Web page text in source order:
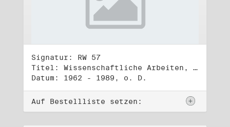
Signatur: RW 57
Titel: Wissenschaftliche Arbeiten, Studien und Manuskripte Dritter (1)
Datum: 1962 - 1989, o. D.
Auf Bestellliste setzen: